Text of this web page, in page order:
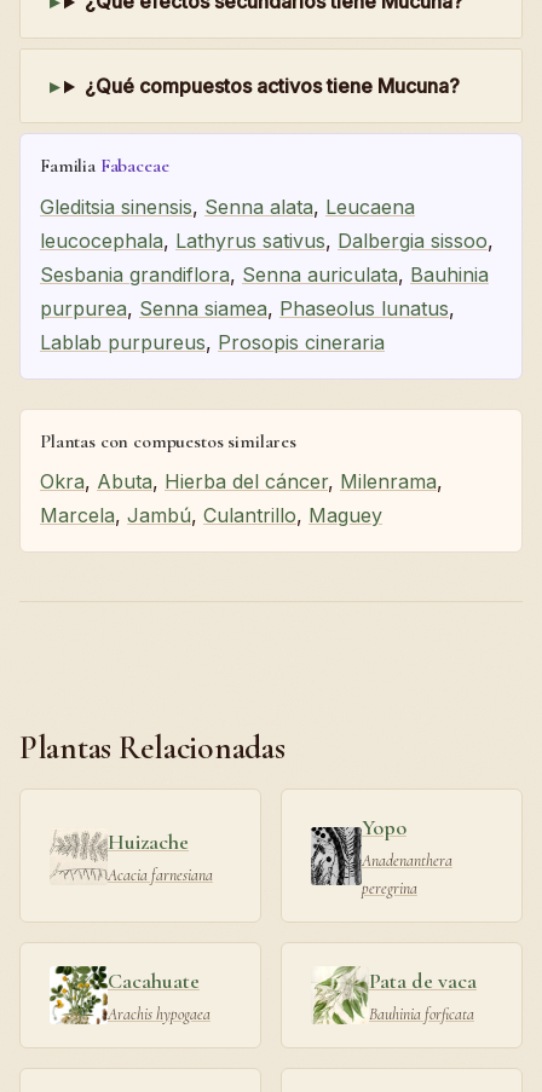
¿Qué compuestos activos tiene Mucuna?
Familia Fabaceae
Gleditsia sinensis, Senna alata, Leucaena
leucocephala, Lathyrus sativus, Dalbergia sissoo,
Sesbania grandiflora, Senna auriculata, Bauhinia
purpurea, Senna siamea, Phaseolus lunatus,
Lablab purpureus, Prosopis cineraria
Plantas con compuestos similares
Okra, Abuta, Hierba del cáncer, Milenrama,
Marcela, Jambú, Culantrillo, Maguey
Plantas Relacionadas
Huizache
Acacia farnesiana
Yopo
Anadenanthera
peregrina
Cacahuate
Arachis hypogaea
Pata de vaca
Bauhinia forficata